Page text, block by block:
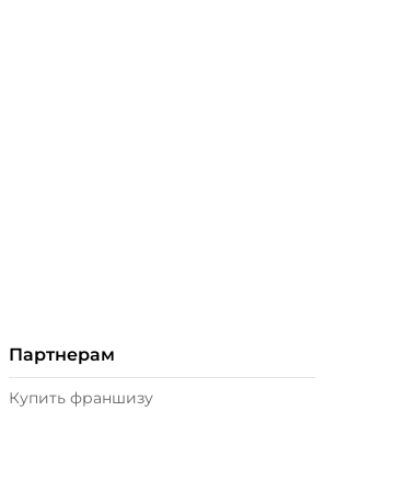
Партнерам
Купить франшизу